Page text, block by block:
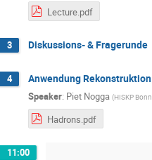
Lecture.pdf
3 Diskussions- & Fragerunde
4 Anwendung
Speaker: Piet Nogga (HISKP Bonn
Hadrons.pdf
11:00